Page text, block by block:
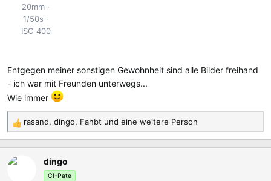
20mm
1/50s
ISO 400
Entgegen meiner sonstigen Gewohnheit sind alle Bilder freihand
- ich war mit Freunden unterwegs...
Wie immer
R
e
k
rasand, dingo, Fanbt und eine weitere Person
dingo
CI-Pate